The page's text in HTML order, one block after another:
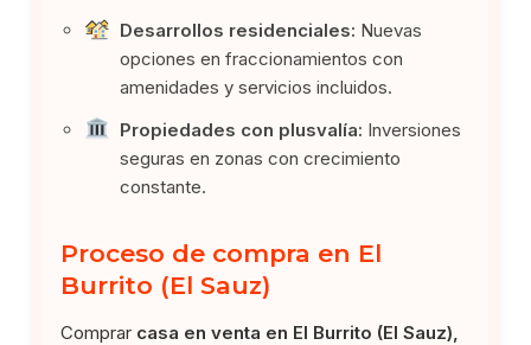
Desarrollos residenciales: Nuevas
opciones en fraccionamientos con
amenidades y servicios incluidos.
Propiedades con plusvalía: Inversiones
seguras en zonas con crecimiento
constante.
Proceso de compra en El
Burrito (El Sauz)
Comprar casa en venta en El Burrito (El Sauz),